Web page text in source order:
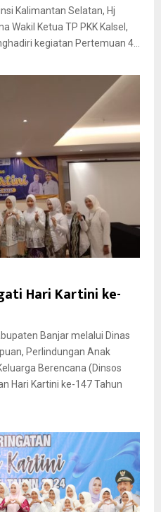
Kalimantan Selatan, Hj
Wakil Ketua TP PKK Kalsel,
kegiatan Pertemuan 4...
Hari Kartini ke-
Banjar melalui Dinas
Perlindungan Anak
Berencana (Dinsos
Hari Kartini ke-147 Tahun